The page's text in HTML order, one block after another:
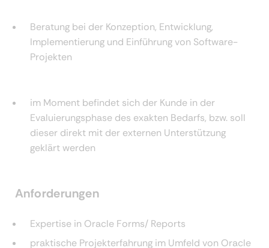
Beratung bei der Konzeption, Entwicklung,
Implementierung und Einführung von Software-
Projekten
im Moment befindet sich der Kunde in der
Evaluierungsphase des exakten Bedarfs, bzw. soll
dieser direkt mit der externen Unterstützung
geklärt werden
Anforderungen
Expertise in Oracle Forms/ Reports
praktische Projekterfahrung im Umfeld von Oracle